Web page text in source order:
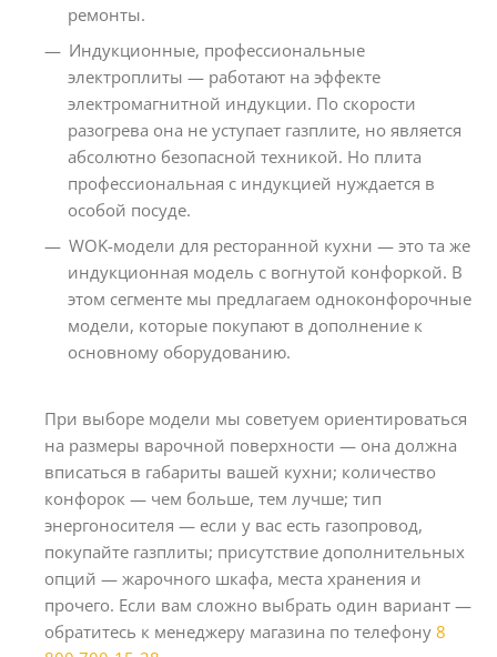
ремонты.
Индукционные, профессиональные
электроплиты — работают на эффекте
электромагнитной индукции. По скорости
разогрева она не уступает газплите, но является
абсолютно безопасной техникой. Но плита
профессиональная с индукцией нуждается в
особой посуде.
WOK-модели для ресторанной кухни — это та же
индукционная модель с вогнутой конфоркой. В
этом сегменте мы предлагаем одноконфорочные
модели, которые покупают в дополнение к
основному оборудованию.
При выборе модели мы советуем ориентироваться
на размеры варочной поверхности — она должна
вписаться в габариты вашей кухни; количество
конфорок — чем больше, тем лучше; тип
энергоносителя — если у вас есть газопровод,
покупайте газплиты; присутствие дополнительных
опций — жарочного шкафа, места хранения и
прочего. Если вам сложно выбрать один вариант —
обратитесь к менеджеру магазина по телефону 8